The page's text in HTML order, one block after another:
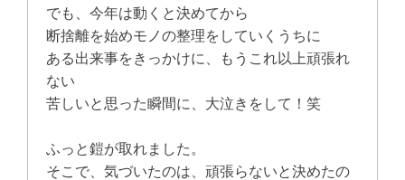
でも、今年は動くと決めてから
断捨離を始めモノの整理をしていくうちに
ある出来事をきっかけに、もうこれ以上頑張れ
ない
苦しいと思った瞬間に、大泣きをして！笑
ふっと鎧が取れました。
そこで、気づいたのは、頑張らないと決めたの